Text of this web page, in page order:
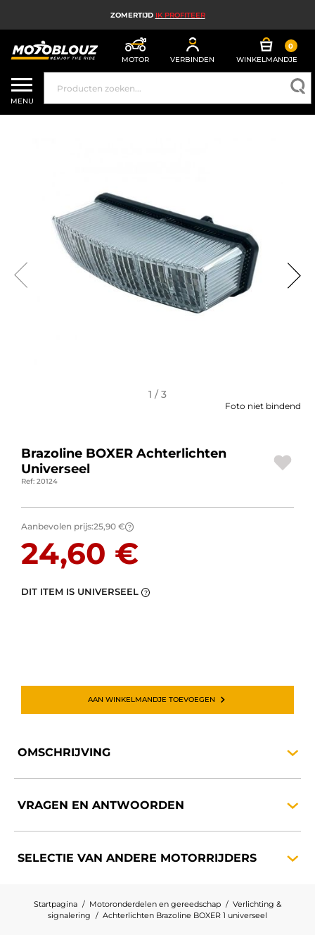
ZOMERTIJD IK PROFITEER
MOTOR VERBINDEN
0
WINKELMANDJE
MOTORHELM
MOTORUITRUSTING HEREN
HIGH TECH MOTORFIETS
MOTORAIRBAG
MOTORONDERDELEN EN GEREEDSCHAP
MOTORACCESSOIRES
AANBIEDINGEN EN GOEDE DEALS
NL | EUR € — WIJZIGEN
MERKEN
MENU
1 / 3
Foto niet bindend
Brazoline BOXER Achterlichten
Universeel
Ref: 20124
Aanbevolen prijs:25,90 € ?
24,60 €
DIT ITEM IS UNIVERSEEL ?
AAN WINKELMANDJE TOEVOEGEN
OMSCHRIJVING
VRAGEN EN ANTWOORDEN
SELECTIE VAN ANDERE MOTORRIJDERS
Startpagina Motoronderdelen en gereedschap
Verlichting &
signalering
Achterlichten Brazoline BOXER 1 universeel